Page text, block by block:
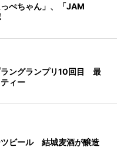
ぺちゃん」、「JAM
ラングランプリ10回目 最
ィー
ビール 結城麦酒が醸造